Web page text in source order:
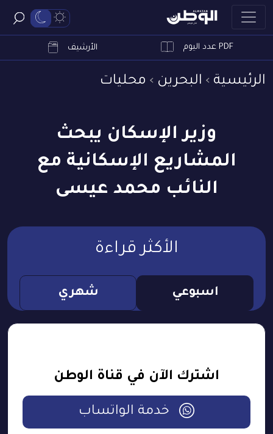
PDF عدد اليوم الأرشيف
الرئيسية البحرين محليات
وزير الإسكان يبحث
المشاريع الإسكانية مع
النائب محمد عيسى
الأكثر قراءة
اسبوعي شهري
اشترك الآن في قناة الوطن
خدمة الواتساب